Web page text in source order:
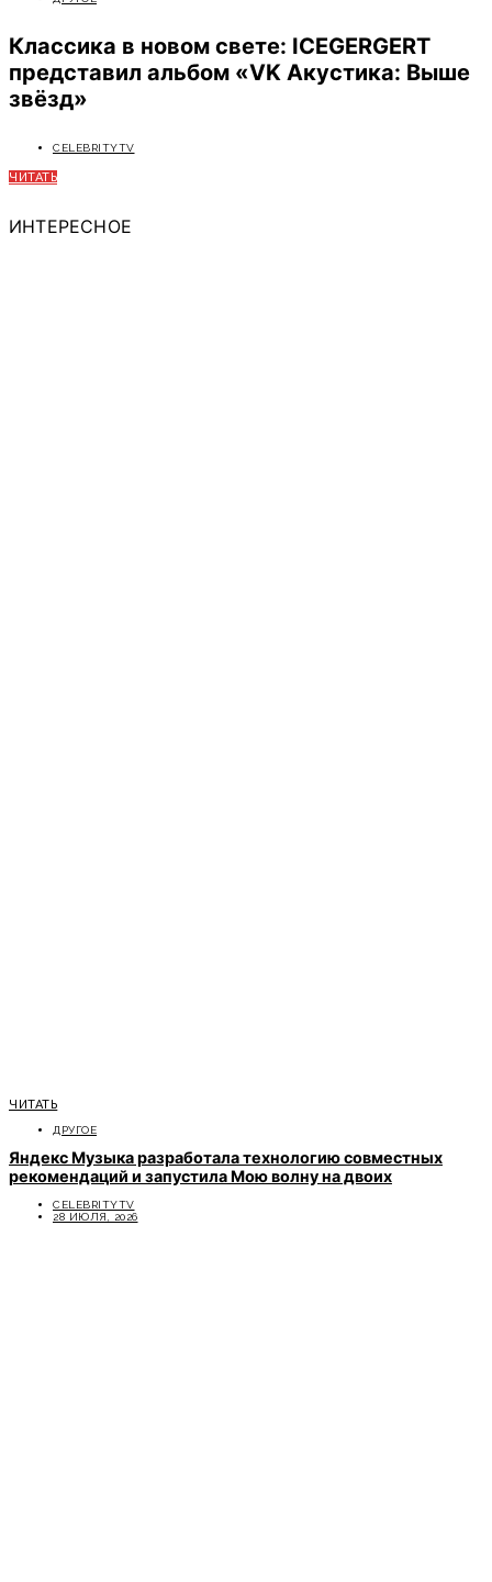
Классика в новом свете: ICEGERGERT
представил альбом «VK Акустика: Выше
звёзд»
CELEBRITYTV
ЧИТАТЬ
ИНТЕРЕСНОЕ
ЧИТАТЬ
ДРУГОЕ
Яндекс Музыка разработала технологию совместных
рекомендаций и запустила Мою волну на двоих
CELEBRITYTV
28 ИЮЛЯ, 2026